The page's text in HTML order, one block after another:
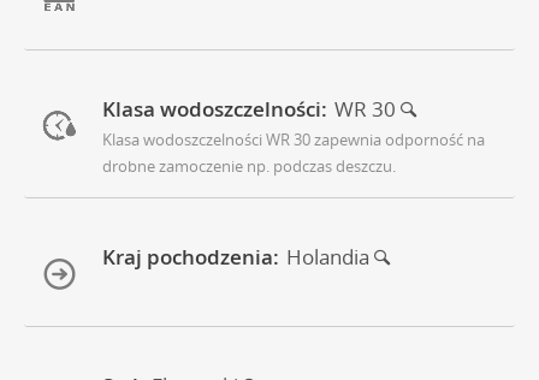
Klasa wodoszczelności: WR 30
Klasa wodoszczelności WR 30 zapewnia odporność na
drobne zamoczenie np. podczas deszczu.
Kraj pochodzenia: Holandia